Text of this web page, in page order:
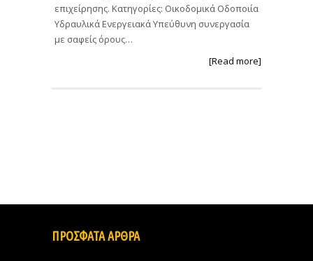
επιχείρησης. Κατηγορίες: Οικοδομικά Οδοποιία
Υδραυλικά Ενεργειακά Υπεύθυνη συνεργασία
με σαφείς όρους…
[Read more]
ΠΡΟΣΦΑΤΑ ΑΡΘΡΑ